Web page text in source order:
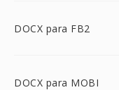
DOCX para FB2
DOCX para MOBI